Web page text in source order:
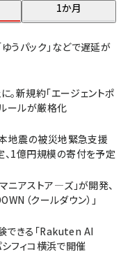
1か月
うパック」などで遅延が
新規約「エージェントポ
ールが厳格化
本地震の被災地緊急支援
1億円規模の寄付を予定
ニアストア―ズ」が開発、
（クールダウン）」
できる「Rakuten AI
フィコ横浜で開催